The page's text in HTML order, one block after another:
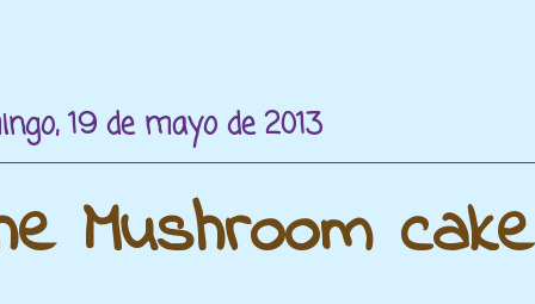
19 de mayo de 2013
Mushroom cake